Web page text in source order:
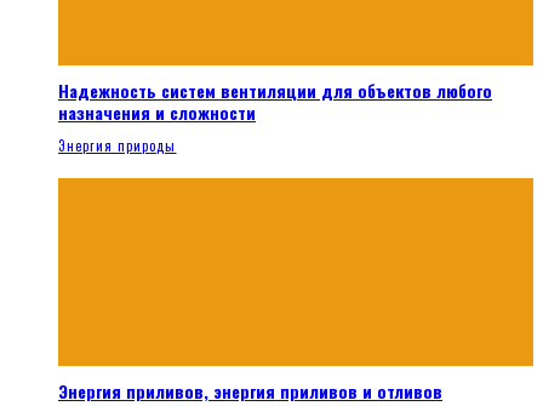
Надежность систем вентиляции для объектов любого
назначения и сложности
Энергия природы
Энергия приливов, энергия приливов и отливов